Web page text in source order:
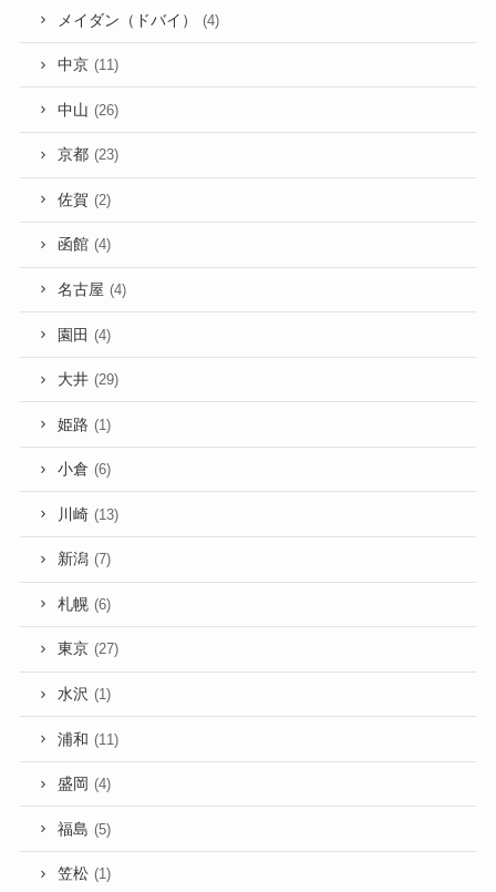
メイダン（ドバイ） (4)
中京 (11)
中山 (26)
京都 (23)
佐賀 (2)
函館 (4)
名古屋 (4)
園田 (4)
大井 (29)
姫路 (1)
小倉 (6)
川崎 (13)
新潟 (7)
札幌 (6)
東京 (27)
水沢 (1)
浦和 (11)
盛岡 (4)
福島 (5)
笠松 (1)